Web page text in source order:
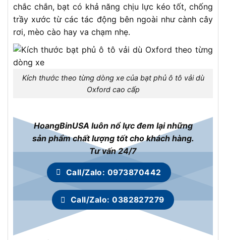
chắc chắn, bạt có khả năng chịu lực kéo tốt, chống
trầy xước từ các tác động bên ngoài như cành cây
rơi, mèo cào hay va chạm nhẹ.
Kích thước theo từng dòng xe của bạt phủ ô tô vải dù
Oxford cao cấp
HoangBinUSA luôn nổ lực đem lại những
sản phẩm chất lượng tốt cho khách hàng.
Tư vấn 24/7
Call/Zalo: 0973870442
Call/Zalo: 0382827279